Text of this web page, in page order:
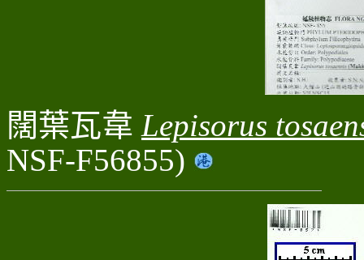
闊葉瓦韋 Lepisorus
NSF-F56855)